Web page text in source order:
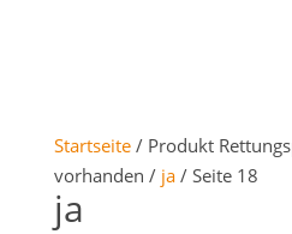
Startseite/ Produkt
vorhanden / ja/ Seite 18
ja